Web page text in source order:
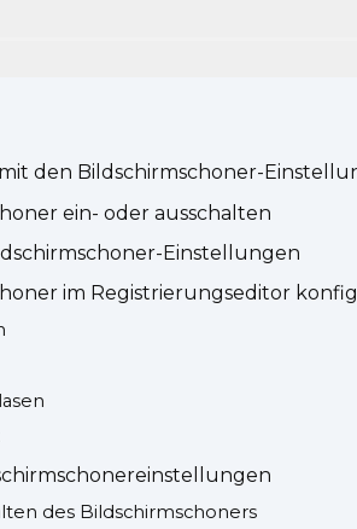
mit den Bildschirmschoner-
ein- oder ausschalten
Einstellungen
im Registrierungseditor
des Bildschirmschoners